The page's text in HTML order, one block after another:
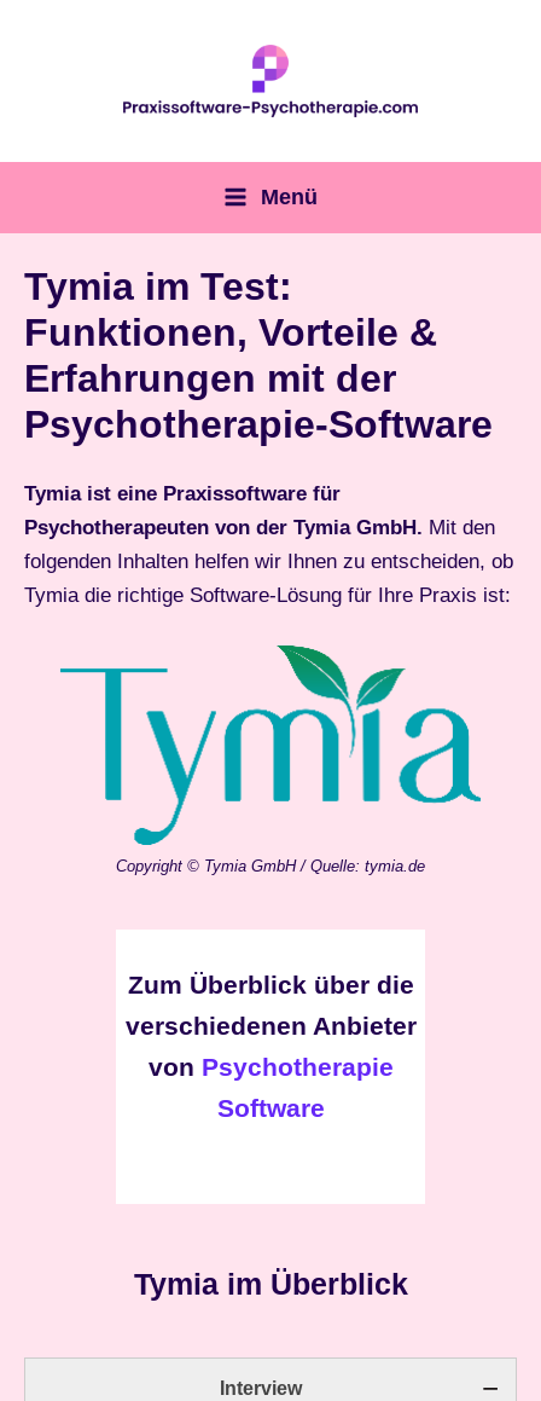
Menu
Menü
Tymia im Test:
Funktionen, Vorteile &
Erfahrungen mit der
Psychotherapie-Software
Tymia ist eine Praxissoftware für
Psychotherapeuten von der Tymia GmbH. Mit den
folgenden Inhalten helfen wir Ihnen zu entscheiden, ob
Tymia die richtige Software-Lösung für Ihre Praxis ist:
Copyright © Tymia GmbH / Quelle: tymia.de
Zum Überblick über die
verschiedenen Anbieter
von Psychotherapie
Software
Tymia im Überblick
Interview